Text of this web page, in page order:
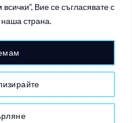
Вие се съгласявате с
наша страна.
- шприцоване и леене на